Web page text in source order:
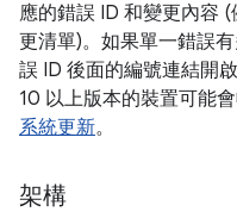
應的錯誤 ID 和變更內容
更清單)。如果單一錯誤
誤 ID 後面的編號連結開
10 以上版本的裝置可能
系統更新。
架構